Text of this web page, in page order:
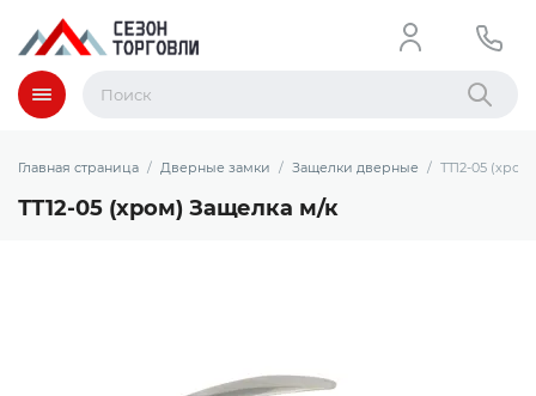
Меню Найти
Главная страница Дверные замки Защелки дверные ТТ12-05
ТТ12-05 (хром) Защелка м/к